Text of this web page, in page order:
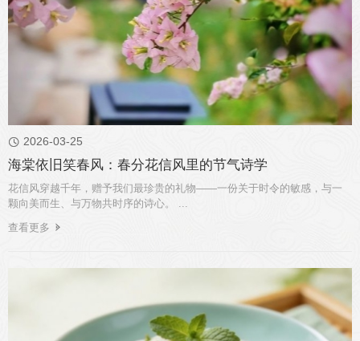
 2026-03-25
海棠依旧笑春风：春分花信风里的节气诗学
花信风穿越千年，赠予我们最珍贵的礼物——一份关于时令的敏感，与一
颗向美而生、与万物共时序的诗心。 ...
查看更多